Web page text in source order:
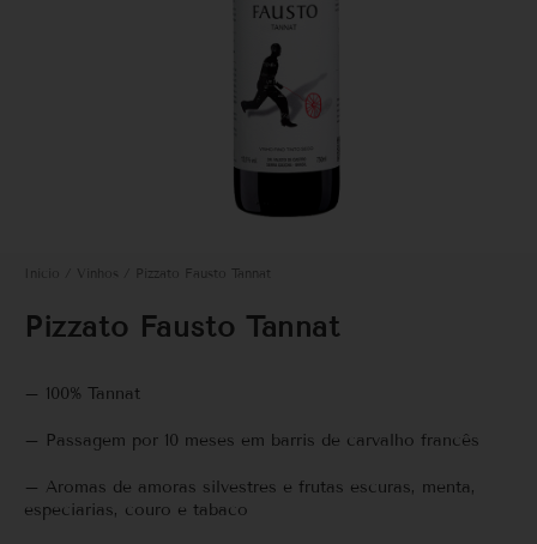
Início Vinhos / Pizzato Fausto Tannat
Pizzato Fausto Tannat
– 100% Tannat
– Passagem por 10 meses em barris de carvalho francês
– Aromas de amoras silvestres e frutas escuras, menta,
especiarias, couro e tabaco